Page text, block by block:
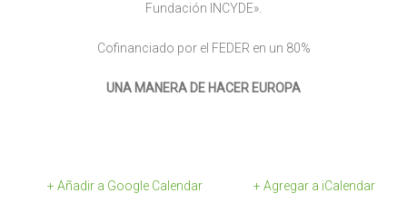
Fundación INCYDE».
Cofinanciado por el FEDER en un 80%
UNA MANERA DE HACER EUROPA
+ Añadir a Google Calendar + Agregar a iCalendar